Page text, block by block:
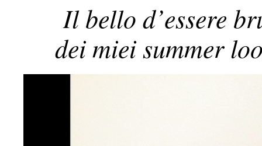
Il bello d’essere
dei miei summer